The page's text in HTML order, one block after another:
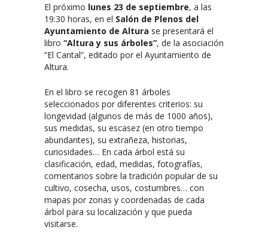
El próximo lunes 23 de septiembre, a las
19:30 horas, en el Salón de Plenos del
Ayuntamiento de Altura se presentará el
libro “Altura y sus árboles”, de la asociación
“El Cantal”, editado por el Ayuntamiento de
Altura.
En el libro se recogen 81 árboles
seleccionados por diferentes criterios: su
longevidad (algunos de más de 1000 años),
sus medidas, su escasez (en otro tiempo
abundantes), su extrañeza, historias,
curiosidades… En cada árbol está su
clasificación, edad, medidas, fotografías,
comentarios sobre la tradición popular de su
cultivo, cosecha, usos, costumbres… con
mapas por zonas y coordenadas de cada
árbol para su localización y que pueda
visitarse.